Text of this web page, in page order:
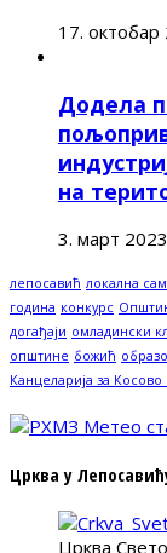
17. октобар
Додела
на
3. март
лепосавић локална
година конкурс
догађаји омладински
општине божић
Канцеларија за Косово
Црква у
Црква